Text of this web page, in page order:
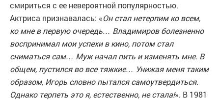
смириться с ее невероятной популярностью.
Актриса признавалась: «Он стал нетерпим ко всем,
ко мне в первую очередь… Владимиров болезненно
воспринимал мои успехи в кино, потом стал
сниматься сам… Муж начал пить и изменять мне. В
общем, пустился во все тяжкие… Унижая меня таким
образом, Игорь словно пытался самоутвердиться.
Однако терпеть это я, естественно, не стала!». В 1981